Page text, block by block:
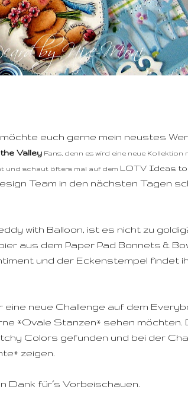
euch gerne mein neustes
Valley Fans, denn es wird eine neue Kollektion
und schaut öfters mal auf dem LOTV Ideas
Team in den nächsten Tagen
with Balloon, ist es nicht zu
aus dem Paper Pad Bonnets &
und der Eckenstempel findet
neue Challenge auf dem
*Ovale Stanzen* sehen möchten.
Colors gefunden und bei der
zeigen.
Dank für´s Vorbeischauen.